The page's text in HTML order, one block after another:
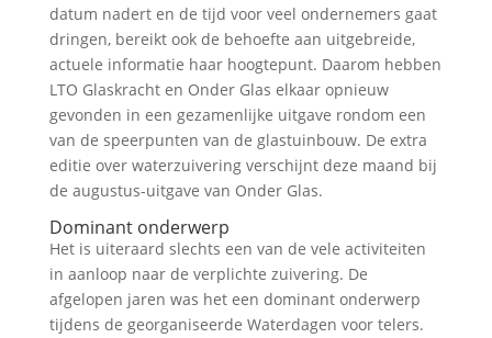
datum nadert en de tijd voor veel ondernemers gaat
dringen, bereikt ook de behoefte aan uitgebreide,
actuele informatie haar hoogtepunt. Daarom hebben
LTO Glaskracht en Onder Glas elkaar opnieuw
gevonden in een gezamenlijke uitgave rondom een
van de speerpunten van de glastuinbouw. De extra
editie over waterzuivering verschijnt deze maand bij
de augustus-uitgave van Onder Glas.
Dominant onderwerp
Het is uiteraard slechts een van de vele activiteiten
in aanloop naar de verplichte zuivering. De
afgelopen jaren was het een dominant onderwerp
tijdens de georganiseerde Waterdagen voor telers.